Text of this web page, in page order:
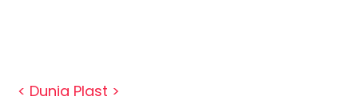
< Dunia Plast >